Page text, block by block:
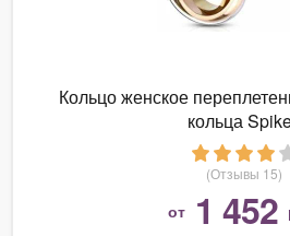
Кольцо женское
кольца
(Отзывы 15)
от 1 452